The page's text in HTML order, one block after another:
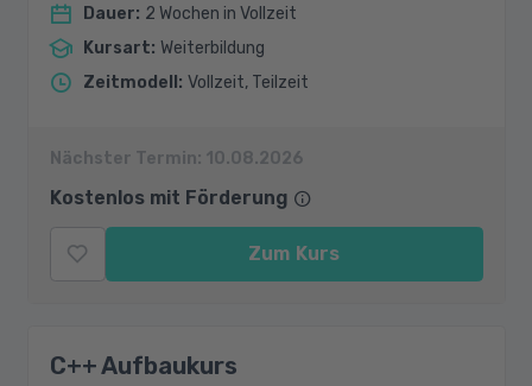
Dauer: 2 Wochen in Vollzeit
Kursart: Weiterbildung
Zeitmodell : Vollzeit, Teilzeit
Nächster Termin: 10.08.2026
Kostenlos mit Förderung
Zum Kurs
C++ Aufbaukurs